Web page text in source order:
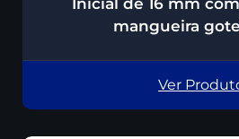
Inicial de 16 mm
mangueira
Ver